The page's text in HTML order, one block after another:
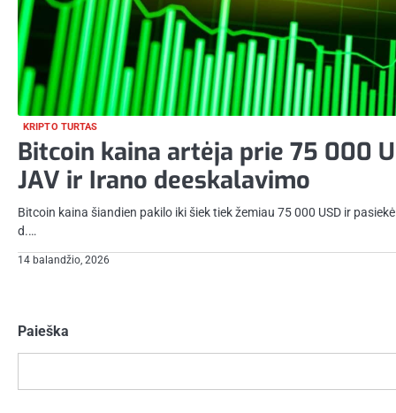
KRIPTO TURTAS
Bitcoin kaina artėja prie 75 000
JAV ir Irano deeskalavimo
Bitcoin kaina šiandien pakilo iki šiek tiek žemiau 75 000 USD ir
d.…
14 balandžio, 2026
puslapiavimas
Paieška